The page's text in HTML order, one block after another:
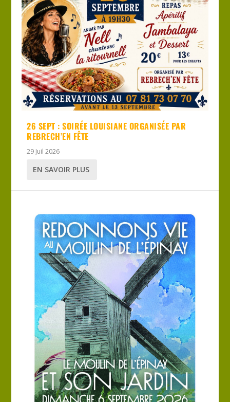
26 SEPT : SOIRÉE LOUISIANE ORGANISÉE PAR
REBRECH’EN FÊTE
29 Juil 2026
EN SAVOIR PLUS